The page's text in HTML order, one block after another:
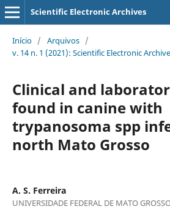
Scientific Electronic Archives
Início / Arquivos /
v. 14 n. 1 (2021): Scientific Electronic
Clinical and
found in canine with
trypanosoma spp
north Mato Grosso
A. S. Ferreira
UNIVERSIDADE FEDERAL DE MATO